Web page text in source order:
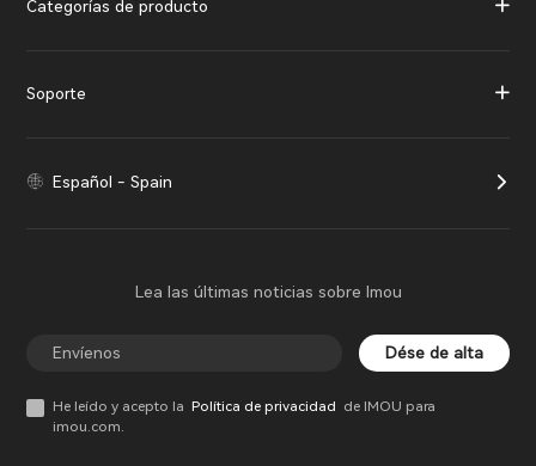
Categorías de producto
Soporte
Español - Spain
Lea las últimas noticias sobre Imou
Dése de alta
He leído y acepto la Política de privacidad de IMOU para
imou.com.